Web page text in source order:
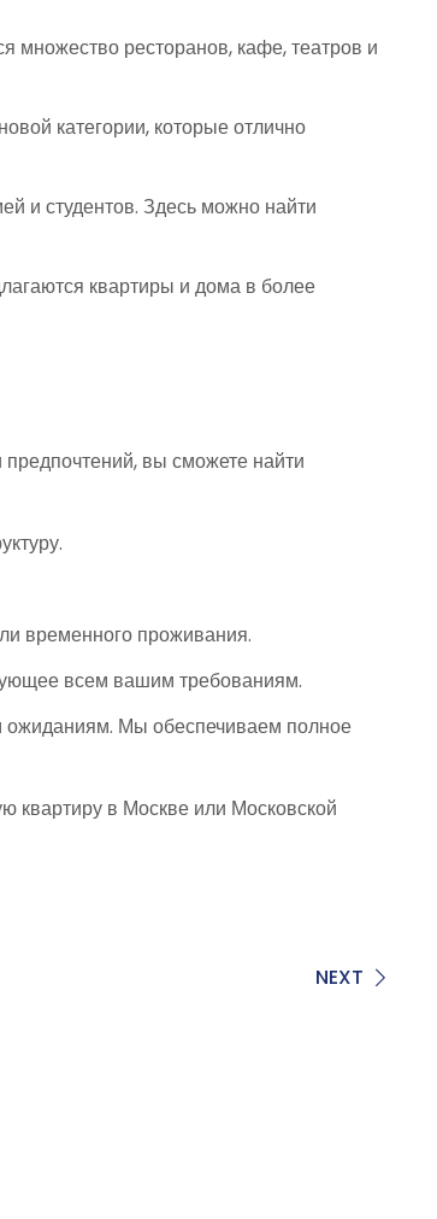
множество ресторанов, кафе, театров и
категории, которые отлично
и студентов. Здесь можно найти
квартиры и дома в более
вы сможете найти
временного проживания.
всем вашим требованиям.
Мы обеспечиваем полное
квартиру в Москве или Московской
NEXT